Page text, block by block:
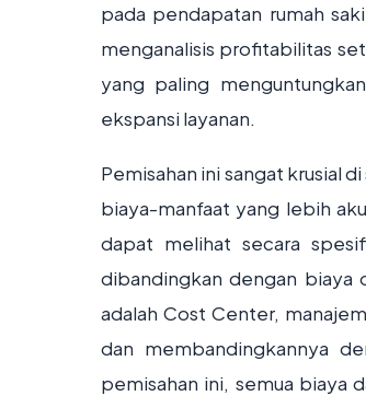
pada pendapatan rumah
menganalisis profitabilitas
yang paling
ekspansi layanan.
Pemisahan ini sangat krusial
biaya-manfaat yang lebih
dapat melihat secara
dibandingkan dengan biaya
adalah Cost Center,
dan membandingkannya
pemisahan ini, semua biaya